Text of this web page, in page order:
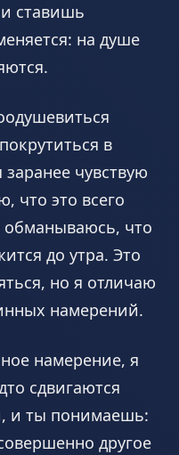
ставишь
на душе
в
чувствую
что это всего
что
до утра. Это
но я отличаю
намерений.
намерение, я
сдвигаются
и ты понимаешь:
другое